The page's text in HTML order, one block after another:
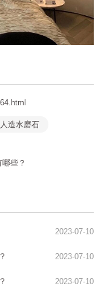
人造水磨石
些？
2023-07-10
2023-07-10
2023-07-10